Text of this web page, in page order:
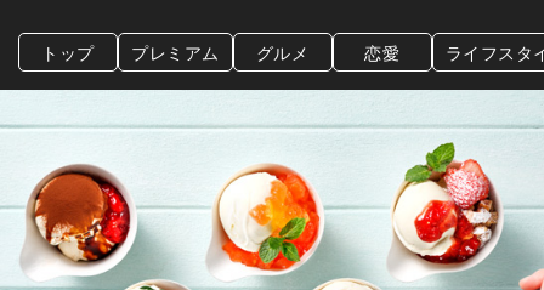
トップ プレミアム グルメ 恋愛 ライフスタ